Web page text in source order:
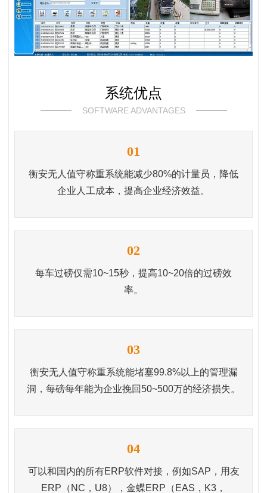
系统优点
SOFTWARE ADVANTAGES
01
衡安无人值守称重系统能减少80%的计量员，降低
企业人工成本，提高企业经济效益。
02
每车过磅仅需10~15秒，提高10~20倍的过磅效
率。
03
衡安无人值守称重系统能堵塞99.8%以上的管理漏
洞，每磅每年能为企业挽回50~500万的经济损失。
04
可以和国内的所有ERP软件对接，例如SAP，用友
ERP（NC，U8），金蝶ERP（EAS，K3，